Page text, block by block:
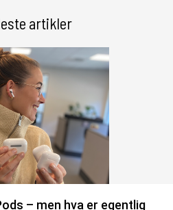
artikler
– men hva er egentlig